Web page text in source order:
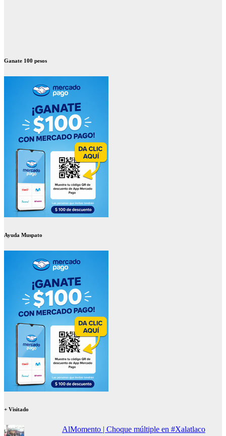
Ganate 100 pesos
Ayuda Muspato
+ Visitado
AlMomento | Choque múltiple en #Xalatlaco